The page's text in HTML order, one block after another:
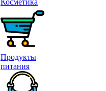
Косметика
Продукты
питания